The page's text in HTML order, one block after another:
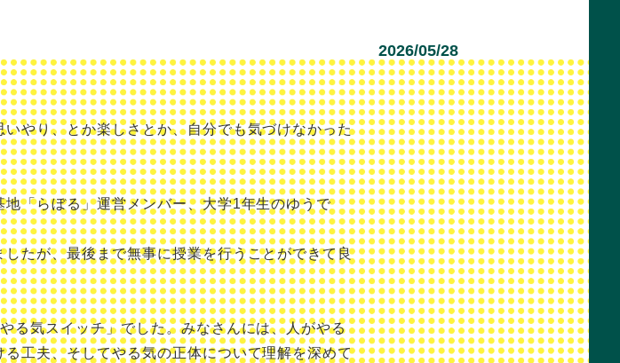
2026/05/28
いやり、とか楽しさとか、自分でも気づけなかった
「らぼる」運営メンバー、大学1年生のゆうで
たが、最後まで無事に授業を行うことができて良
る気スイッチ」でした。みなさんには、人がやる
工夫、そしてやる気の正体について理解を深めて